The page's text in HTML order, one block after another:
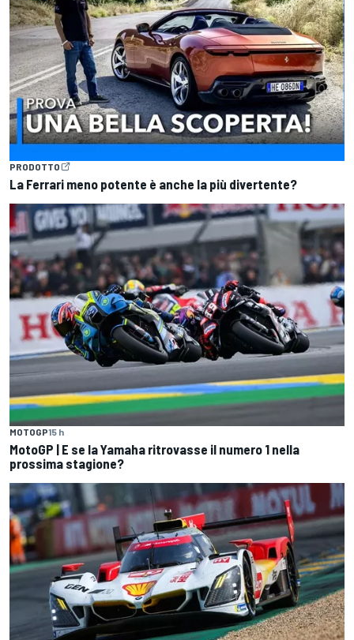
PRODOTTO
La Ferrari meno potente è anche la più divertente?
MOTOGP15 h
MotoGP | E se la Yamaha ritrovasse il numero 1 nella
prossima stagione?